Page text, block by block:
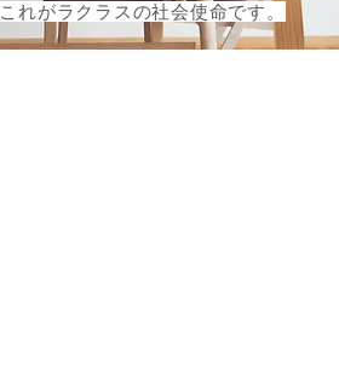
これがラクラスの社会使命です。